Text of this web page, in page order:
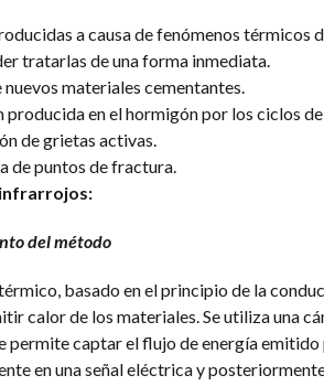
a causa de fenómenos térmicos
tratarlas de una forma inmediata.
materiales cementantes.
producida en el hormigón por los ciclos
de grietas activas.
de puntos de fractura.
del método
basado en el principio de la
calor de los materiales. Se utiliza una
permite captar el flujo de energía emitido
en una señal eléctrica y